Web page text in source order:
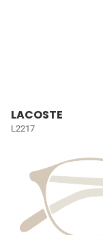
LACOSTE
L2217